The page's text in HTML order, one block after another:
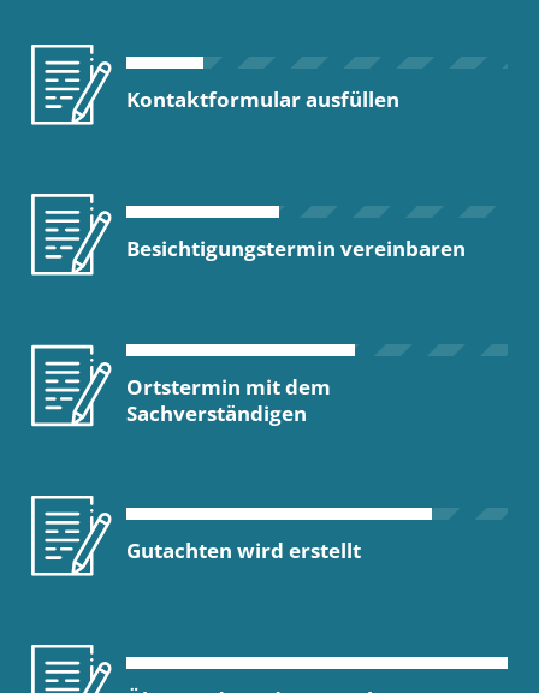
Kontaktformular ausfüllen
Besichtigungstermin vereinbaren
Ortstermin mit dem
Sachverständigen
Gutachten wird erstellt